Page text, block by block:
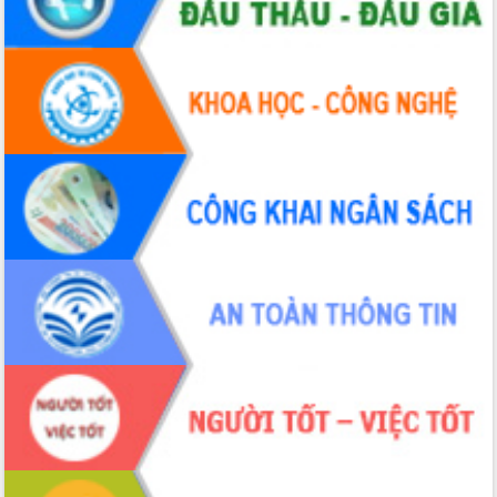
hiện nhiệm vụ quản lý tài sản công
hàng tuần
Tháo gỡ những vướng mắc, đẩy mạnh
công tác cải cách thủ tục hành chính
tại Trung tâm Phục vụ hành chính
công tỉnh
Đắk Lắk: Tôn vinh 46 giải pháp tại Hội
thi Sáng tạo Kỹ thuật 2024 - 2025
Đắk Lắk rà soát, điều chỉnh Đề án 190
về phát triển nuôi trồng thủy sản
Phó Chủ tịch UBND tỉnh Đắk Lắk
Trương Công Thái kiểm tra thực địa
Dự án cao tốc Khánh Hòa - Buôn Ma
Thuột
Định vị cà phê Việt Nam như một “di
sản sống” trong dòng chảy toàn cầu
Xây dựng nông thôn mới: Nâng cao đời
sống người dân từ những mô hình thiết
thực
Quyết liệt tháo gỡ vướng mắc, đẩy